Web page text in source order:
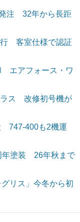
注 32年から長距
行 客室仕様で認証
エアフォース・ワ
ラス 改修初号機が
747-400も2機運
年塗装 26年秋まで
リス」今冬から初